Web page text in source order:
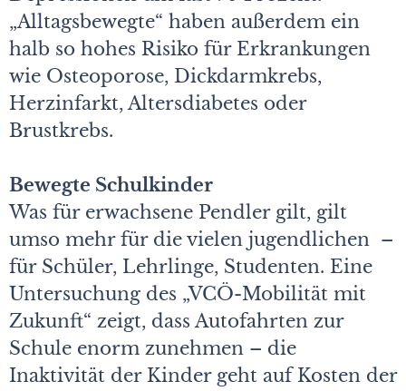
„Alltagsbewegte“ haben außerdem ein
halb so hohes Risiko für Erkrankungen
wie Osteoporose, Dickdarmkrebs,
Herzinfarkt, Altersdiabetes oder
Brustkrebs.
Bewegte Schulkinder
Was für erwachsene Pendler gilt, gilt
umso mehr für die vielen jugendlichen –
für Schüler, Lehrlinge, Studenten. Eine
Untersuchung des „VCÖ-Mobilität mit
Zukunft“ zeigt, dass Autofahrten zur
Schule enorm zunehmen – die
Inaktivität der Kinder geht auf Kosten der